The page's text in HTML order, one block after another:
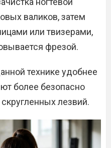
валиков, затем
или твизерами,
фрезой.
технике удобнее
более безопасно
скругленных лезвий.